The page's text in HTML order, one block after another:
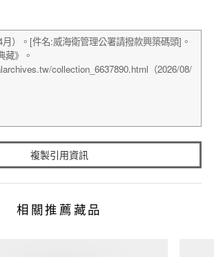
複製引用資訊
相關推薦藏品